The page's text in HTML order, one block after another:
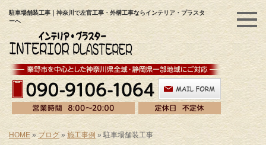
駐車場舗装工事｜神奈川で左官工事・外構工事ならインテリア・プラスタ
ーへ
HOME»ブログ » 施工事例 »駐車場舗装工事